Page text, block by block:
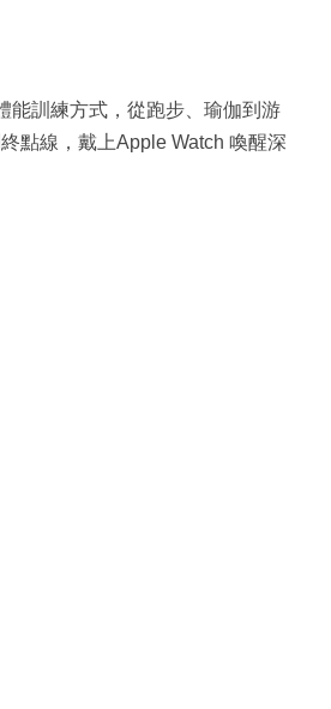
能訓練方式，從跑步、瑜伽到游
點線，戴上Apple Watch 喚醒深